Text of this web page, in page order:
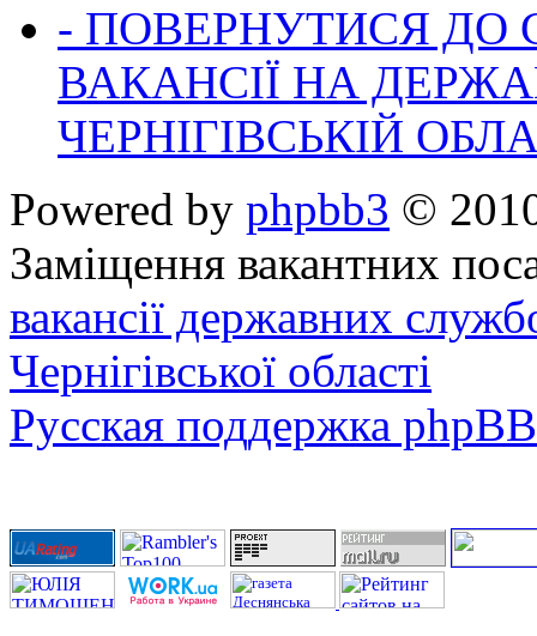
- ПОВЕРНУТИСЯ ДО
ВАКАНСІЇ НА
ЧЕРНІГІВСЬКІЙ
Powered by phpbb3 ©
Заміщення вакантних
вакансії державних
Чернігівської області
Русская поддержка phpBB